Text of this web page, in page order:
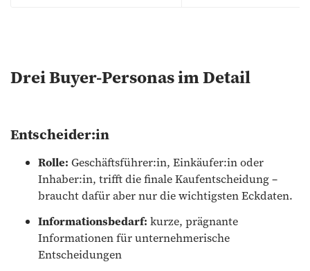
Drei Buyer-Personas im Detail
Entscheider:in
Rolle: Geschäftsführer:in, Einkäufer:in oder
Inhaber:in, trifft die finale Kaufentscheidung –
braucht dafür aber nur die wichtigsten Eckdaten.
Informationsbedarf: kurze, prägnante
Informationen für unternehmerische
Entscheidungen